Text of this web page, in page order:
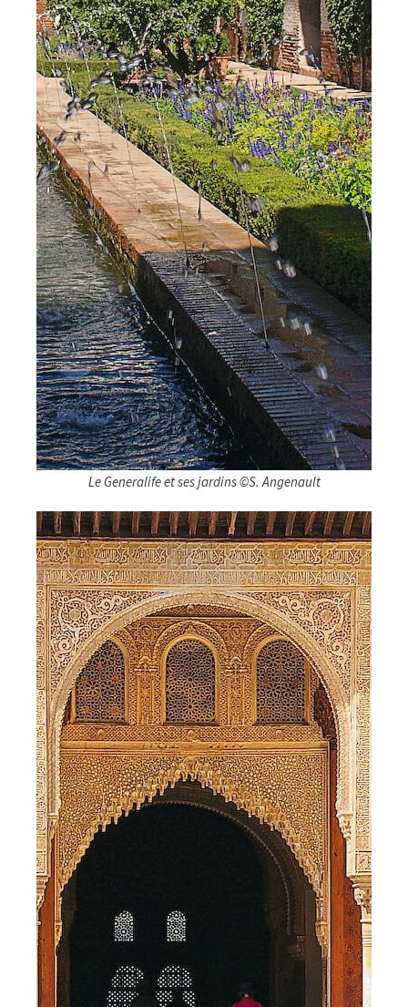
Le Generalife et ses jardins ©S. Angenault